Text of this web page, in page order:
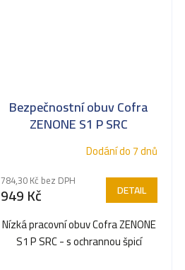
Bezpečnostní obuv Cofra
ZENONE S1 P SRC
Dodání do 7 dnů
784,30 Kč bez DPH
949 Kč DETAIL
Nízká pracovní obuv Cofra ZENONE
S1 P SRC - s ochrannou špicí